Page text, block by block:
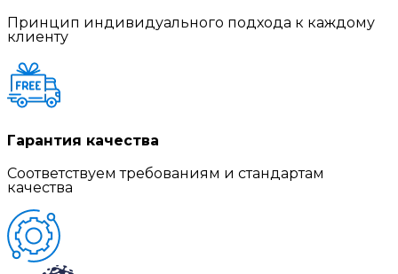
Принцип индивидуального подхода к каждому
клиенту
Гарантия качества
Соответствуем требованиям и стандартам
качества